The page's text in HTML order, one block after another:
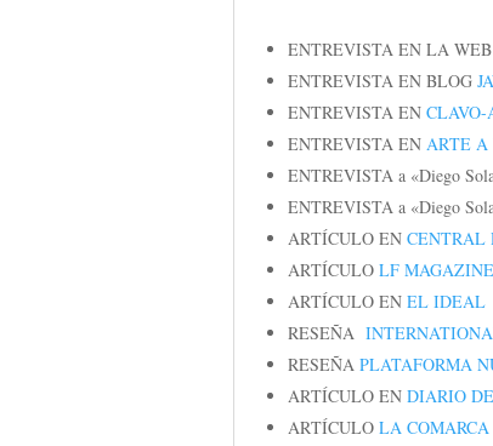
ENTREVISTA EN LA
ENTREVISTA EN BLOG
ENTREVISTA EN
ENTREVISTA EN ARTE
ENTREVISTA a «Diego
ENTREVISTA a «Diego
ARTÍCULO EN CENTRAL
ARTÍCULO LF MAGAZINE
ARTÍCULO EN EL IDEAL
RESEÑA
RESEÑA PLATAFORMA
ARTÍCULO EN DIARIO
ARTÍCULO LA